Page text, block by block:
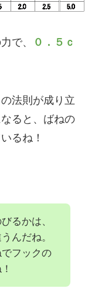
で、
０．５ｃ
法則が成り立
ると、ばねの
るね！
るかは、
んだね。
フックの